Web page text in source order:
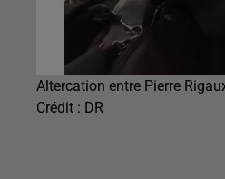
Altercation entre Pierre
Crédit : DR